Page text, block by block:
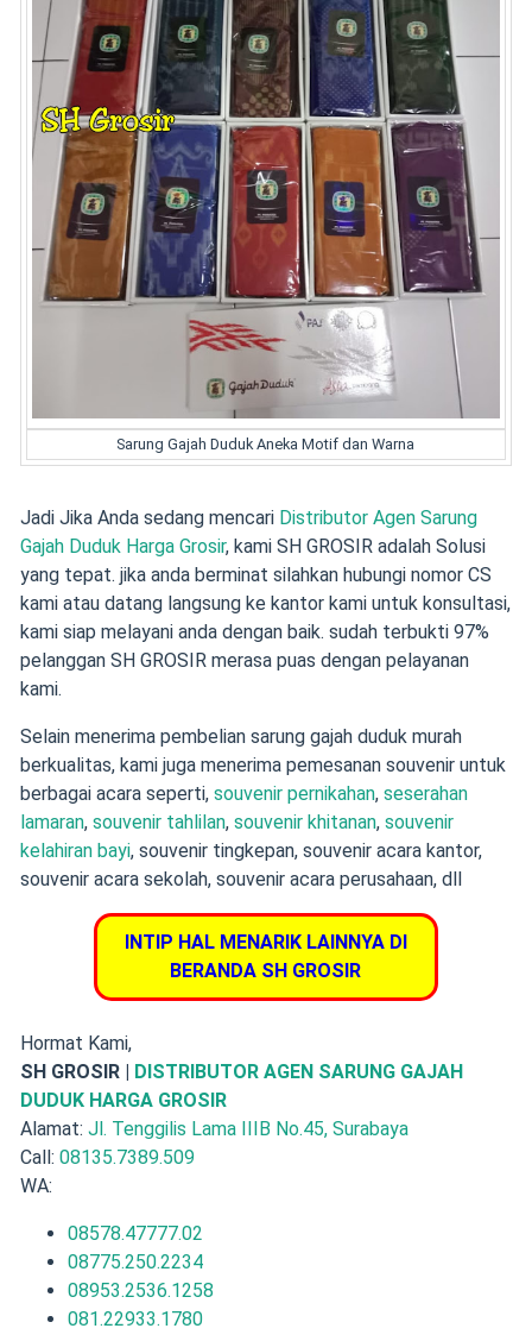
Sarung Gajah Duduk Aneka Motif dan Warna
Jadi Jika Anda sedang mencari Distributor Agen Sarung
Gajah Duduk Harga Grosir, kami SH GROSIR adalah Solusi
yang tepat. jika anda berminat silahkan hubungi nomor CS
kami atau datang langsung ke kantor kami untuk konsultasi,
kami siap melayani anda dengan baik. sudah terbukti 97%
pelanggan SH GROSIR merasa puas dengan pelayanan
kami.
Selain menerima pembelian sarung gajah duduk murah
berkualitas, kami juga menerima pemesanan souvenir untuk
berbagai acara seperti, souvenir pernikahan, seserahan
lamaran, souvenir tahlilan, souvenir khitanan, souvenir
kelahiran bayi, souvenir tingkepan, souvenir acara kantor,
souvenir acara sekolah, souvenir acara perusahaan, dll
INTIP HAL MENARIK LAINNYA DI
BERANDA SH GROSIR
Hormat Kami,
SH GROSIR | DISTRIBUTOR AGEN SARUNG GAJAH
DUDUK HARGA GROSIR
Alamat: Jl. Tenggilis Lama IIIB No.45, Surabaya
Call: 08135.7389.509
WA:
08578.47777.02
08775.250.2234
08953.2536.1258
081.22933.1780